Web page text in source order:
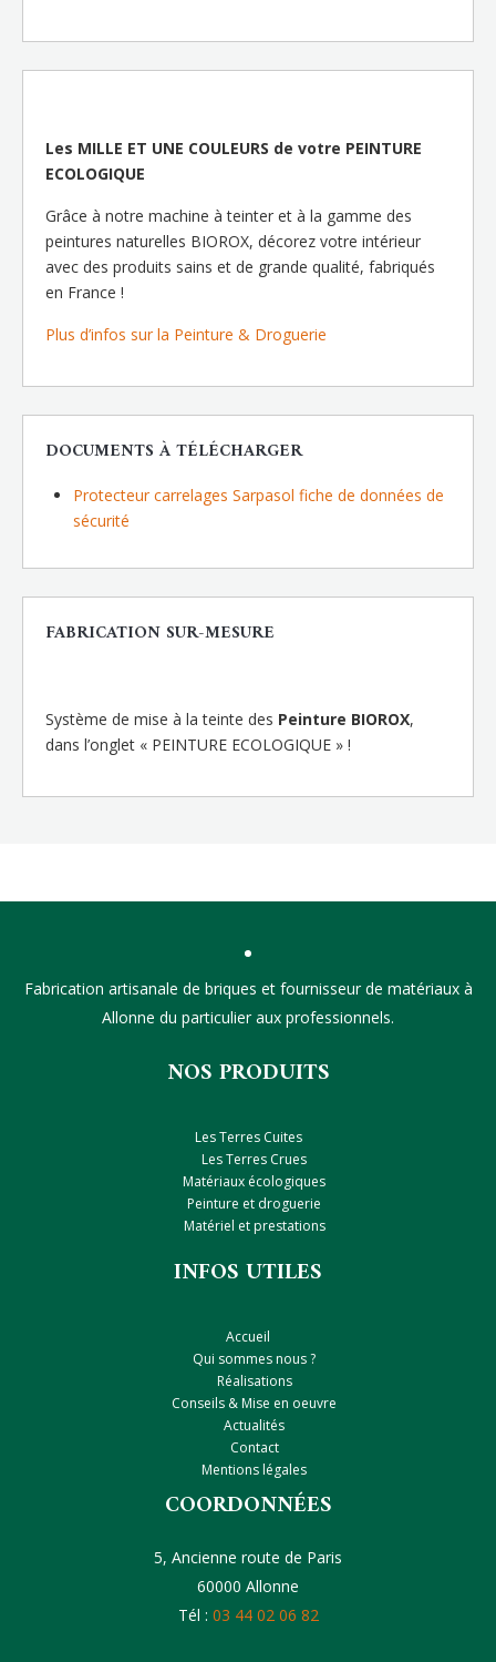
Les MILLE ET UNE COULEURS de votre PEINTURE
ECOLOGIQUE
Grâce à notre machine à teinter et à la gamme des
peintures naturelles BIOROX, décorez votre intérieur
avec des produits sains et de grande qualité, fabriqués
en France !
Plus d’infos sur la Peinture & Droguerie
DOCUMENTS À TÉLÉCHARGER
Protecteur carrelages Sarpasol fiche de données de
sécurité
FABRICATION SUR-MESURE
Système de mise à la teinte des Peinture BIOROX,
dans l’onglet « PEINTURE ECOLOGIQUE » !
Fabrication artisanale de briques et fournisseur de matériaux à
Allonne du particulier aux professionnels.
NOS PRODUITS
Les Terres Cuites
Les Terres Crues
Matériaux écologiques
Peinture et droguerie
Matériel et prestations
INFOS UTILES
Accueil
Qui sommes nous ?
Réalisations
Conseils & Mise en oeuvre
Actualités
Contact
Mentions légales
COORDONNÉES
5, Ancienne route de Paris
60000 Allonne
Tél : 03 44 02 06 82